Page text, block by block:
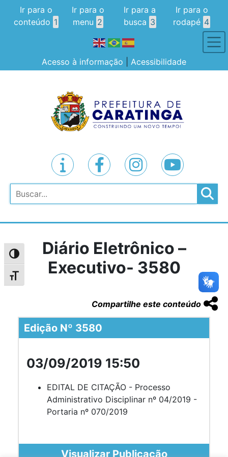
Alternar alto contraste
Alternar tamanho da fonte
Ir para o
conteúdo 1
Ir para o
menu 2
Ir para a
busca 3
Ir para o
rodapé 4
Acesso à informação Acessibilidade
Pesquisar
Diário Eletrônico –
Executivo- 3580
Compartilhe este conteúdo
Edição Nº 3580
03/09/2019 15:50
EDITAL DE CITAÇÃO - Processo
Administrativo Disciplinar nº 04/2019 -
Portaria nº 070/2019
Visualizar Publicação